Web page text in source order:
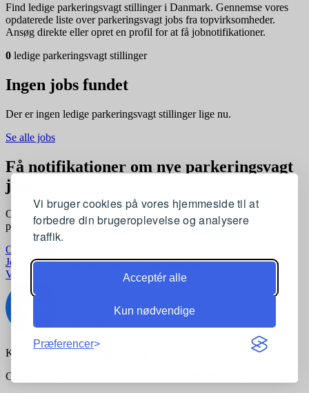
Vi bruger cookies på vores hjemmeside til at
forbedre din brugeroplevelse og analysere
traffik.
Acceptér alle
Kun nødvendige
Præferencer
Find ledige parkeringsvagt stillinger i Danmark. Gennemse vores
opdaterede liste over parkeringsvagt jobs fra topvirksomheder.
Ansøg direkte eller opret en profil for at få jobnotifikationer.
0 ledige parkeringsvagt stillinger
Ingen jobs fundet
Der er ingen ledige parkeringsvagt stillinger lige nu.
Se alle jobs
Få notifikationer om nye parkeringsvagt
jobs
Opret en profil og få automatisk besked, når der kommer nye
parkeringsvagt stillinger, der matcher dine præferencer
Opret profil gratis
Jobkategorier Joblokationer For virksomheder
Vilkår og betingelser
Privatlivspolitik
Kontakt:support@komvidere.dk
Copyright © 2026 komvidere.dk. Alle rettigheder forbeholdes.